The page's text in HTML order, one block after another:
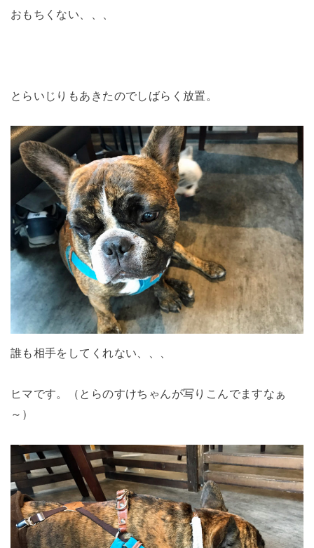
おもちくない、、、
とらいじりもあきたのでしばらく放置。
誰も相手をしてくれない、、、
ヒマです。（とらのすけちゃんが写りこんでますなぁ
～）